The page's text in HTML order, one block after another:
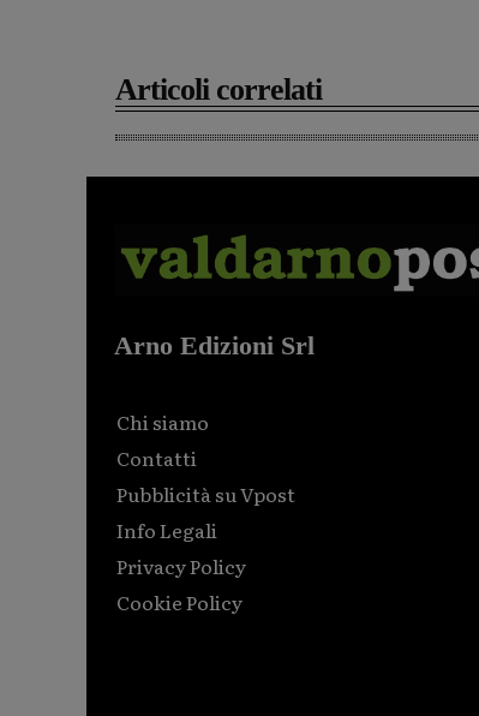
Articoli correlati
Arno Edizioni Srl
Chi siamo
Contatti
Pubblicità su Vpost
Info Legali
Privacy Policy
Cookie Policy